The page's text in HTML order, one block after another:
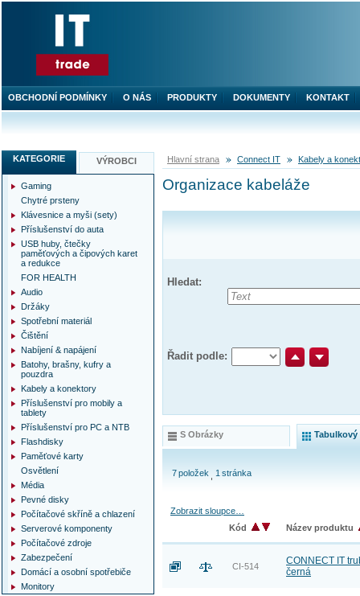
Hlavní strana Connect IT Kabely a
Organizace kabeláže
Hledat:
Řadit podle:
S Obrázky Tabulkový
7položek 1 stránka
Zobrazit sloupce…
Kód
Název produktu
CI-514
CONNECT IT
černá
KATEGORIE VÝROBCI
Gaming
Chytré prsteny
Klávesnice a myši (sety)
Příslušenství do auta
USB huby, čtečky
paměťových a čipových karet
a redukce
FOR HEALTH
Audio
Držáky
Spotřební materiál
Čištění
Nabíjení & napájení
Batohy, brašny, kufry a
pouzdra
Kabely a konektory
Příslušenství pro mobily a
tablety
Příslušenství pro PC a NTB
Flashdisky
Paměťové karty
Osvětlení
Média
Pevné disky
Počítačové skříně a chlazení
Serverové komponenty
Počítačové zdroje
Zabezpečení
Domácí a osobní spotřebiče
Monitory
OBCHODNÍ PODMÍNKY O NÁS PRODUKTY DOKUMENTY KONTAKT